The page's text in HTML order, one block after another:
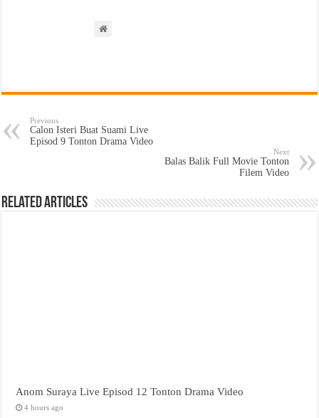
Previous
Calon Isteri Buat Suami Live
Episod 9 Tonton Drama Video
Next
Balas Balik Full Movie Tonton
Filem Video
Related Articles
Anom Suraya Live Episod 12 Tonton Drama Video
4 hours ago